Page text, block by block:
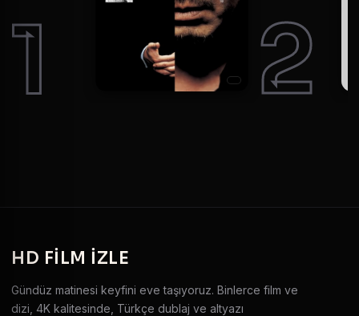
1 2
HD FILM IZLE
Gündüz matinesi keyfini eve taşıyoruz. Binlerce film ve
dizi, 4K kalitesinde, Türkçe dublaj ve altyazı